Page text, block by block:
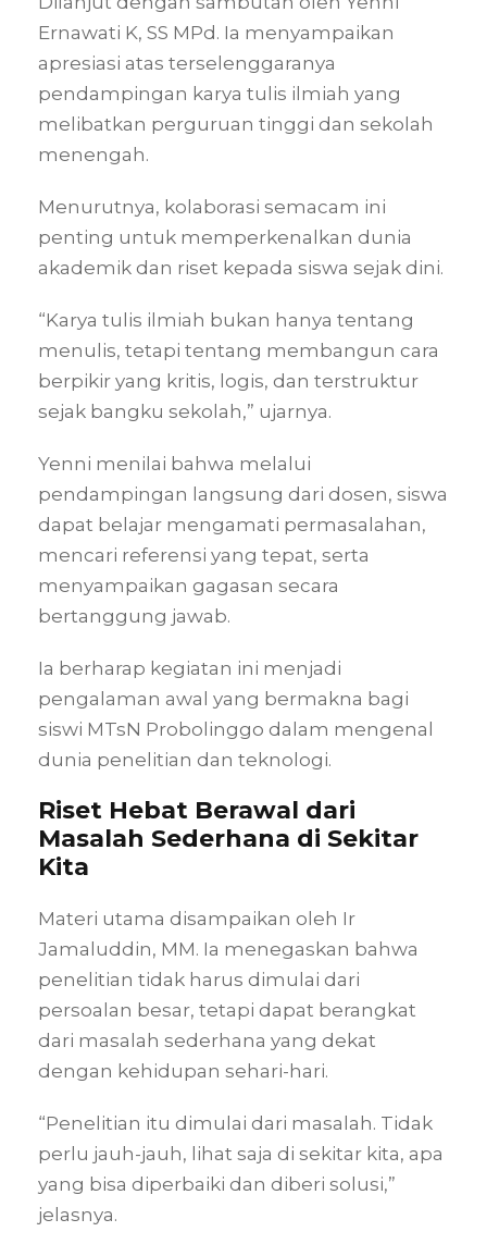
Ernawati K, SS MPd. Ia menyampaikan
apresiasi atas terselenggaranya
pendampingan karya tulis ilmiah yang
melibatkan perguruan tinggi dan sekolah
menengah.
Menurutnya, kolaborasi semacam ini
penting untuk memperkenalkan dunia
akademik dan riset kepada siswa sejak dini.
“Karya tulis ilmiah bukan hanya tentang
menulis, tetapi tentang membangun cara
berpikir yang kritis, logis, dan terstruktur
sejak bangku sekolah,” ujarnya.
Yenni menilai bahwa melalui
pendampingan langsung dari dosen, siswa
dapat belajar mengamati permasalahan,
mencari referensi yang tepat, serta
menyampaikan gagasan secara
bertanggung jawab.
Ia berharap kegiatan ini menjadi
pengalaman awal yang bermakna bagi
siswi MTsN Probolinggo dalam mengenal
dunia penelitian dan teknologi.
Riset Hebat Berawal dari
Masalah Sederhana di Sekitar
Kita
Materi utama disampaikan oleh Ir
Jamaluddin, MM. Ia menegaskan bahwa
penelitian tidak harus dimulai dari
persoalan besar, tetapi dapat berangkat
dari masalah sederhana yang dekat
dengan kehidupan sehari-hari.
“Penelitian itu dimulai dari masalah. Tidak
perlu jauh-jauh, lihat saja di sekitar kita, apa
yang bisa diperbaiki dan diberi solusi,”
jelasnya.